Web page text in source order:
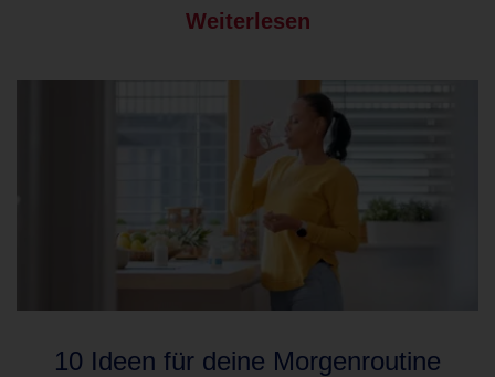
Weiterlesen
10 Ideen für deine Morgenroutine